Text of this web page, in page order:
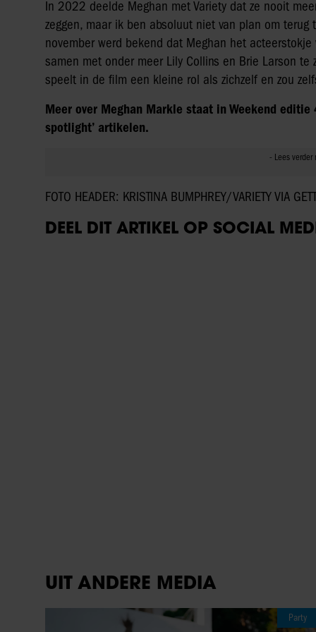
In 2022 deelde Meghan met Variety dat ze nooit
zeggen, maar ik ben absoluut niet van plan om
november werd bekend dat Meghan het
samen met onder meer Lily Collins en Brie Larson
speelt in de film een kleine rol als zichzelf en zou
Meer over Meghan Markle staat in Weekend editie
spotlight’ artikelen.
FOTO HEADER: KRISTINA BUMPHREY/VARIETY VIA
DEEL DIT ARTIKEL OP SOCIAL